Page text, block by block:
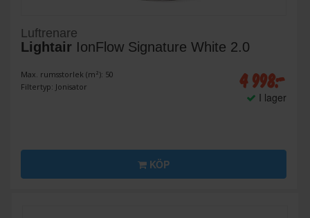
Luftrenare
Lightair IonFlow Signature White 2.0
Max. rumsstorlek (m²): 50
Filtertyp: Jonisator
4 998:-
I lager
KÖP